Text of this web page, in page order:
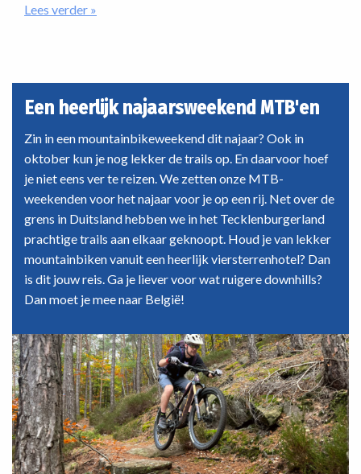
dwars door de Highlands. Onherbergzaam, ruige natuur,
Lees verder over
to
Coast:
een
onvergetelijke
tocht
door
de
Highlands
Een heerlijk najaarsweekend MTB'en
Zin in een mountainbikeweekend dit najaar? Ook in
oktober kun je nog lekker de trails op. En daarvoor hoef
je niet eens ver te reizen. We zetten onze MTB-
weekenden voor het najaar voor je op een rij. Net over de
grens in Duitsland hebben we in het Tecklenburgerland
prachtige trails aan elkaar geknoopt. Houd je van lekker
mountainbiken vanuit een heerlijk viersterrenhotel? Dan
is dit jouw reis. Ga je liever voor wat ruigere downhills?
Dan moet je mee naar België!